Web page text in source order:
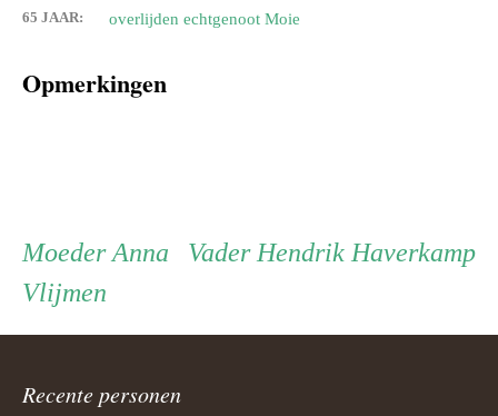
65 JAAR: overlijden echtgenoot Moie
Opmerkingen
Persoon
ouder
Vader Vader
Hendrik Haverkamp
Moeder Moeder
Anna
Vlijmen
Recente personen